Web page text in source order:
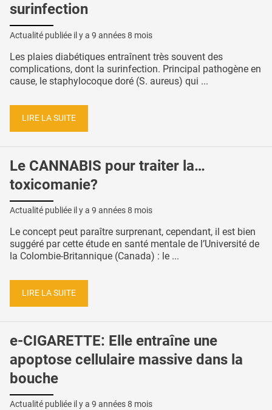
surinfection
Actualité publiée il y a 9 années 8 mois
Les plaies diabétiques entraînent très souvent des
complications, dont la surinfection. Principal pathogène en
cause, le staphylocoque doré (S. aureus) qui ...
LIRE LA SUITE
Le CANNABIS pour traiter la…
toxicomanie?
Actualité publiée il y a 9 années 8 mois
Le concept peut paraître surprenant, cependant, il est bien
suggéré par cette étude en santé mentale de l’Université de
la Colombie-Britannique (Canada) : le ...
LIRE LA SUITE
e-CIGARETTE: Elle entraîne une
apoptose cellulaire massive dans la
bouche
Actualité publiée il y a 9 années 8 mois